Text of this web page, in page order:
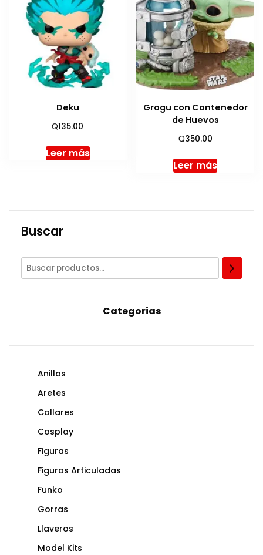
Deku
Q135.00
Leer más
Grogu con Contenedor
de Huevos
Q350.00
Leer más
Buscar
Categorias
Anillos
Aretes
Collares
Cosplay
Figuras
Figuras Articuladas
Funko
Gorras
Llaveros
Model Kits